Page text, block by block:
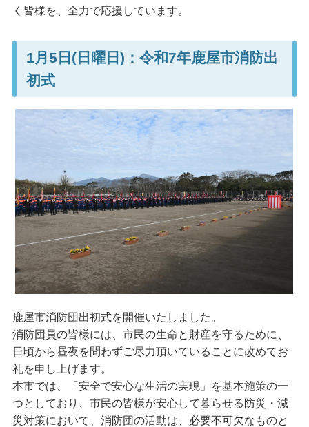
く皆様を、全力で応援しています。
1月5日(日曜日)：令和7年鹿屋市消防出
初式
鹿屋市消防団出初式を開催いたしました。
消防団員の皆様には、市民の生命と財産を守るために、
日頃から昼夜を問わずご尽力頂いていることに改めてお
礼を申し上げます。
本市では、「安全で安心な生活の実現」を基本施策の一
つとしており、市民の皆様が安心して暮らせる防災・減
災対策において、消防団の活動は、必要不可欠なものと